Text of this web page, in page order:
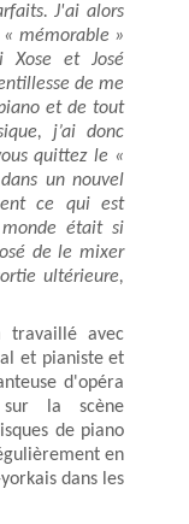
J'ai alors
mémorable »
et José
de me
et de tout
j’ai donc
quittez le «
un nouvel
ce qui est
était si
de le mixer
ultérieure,
travaillé avec
et pianiste et
d'opéra
sur la scène
de piano
en
dans les